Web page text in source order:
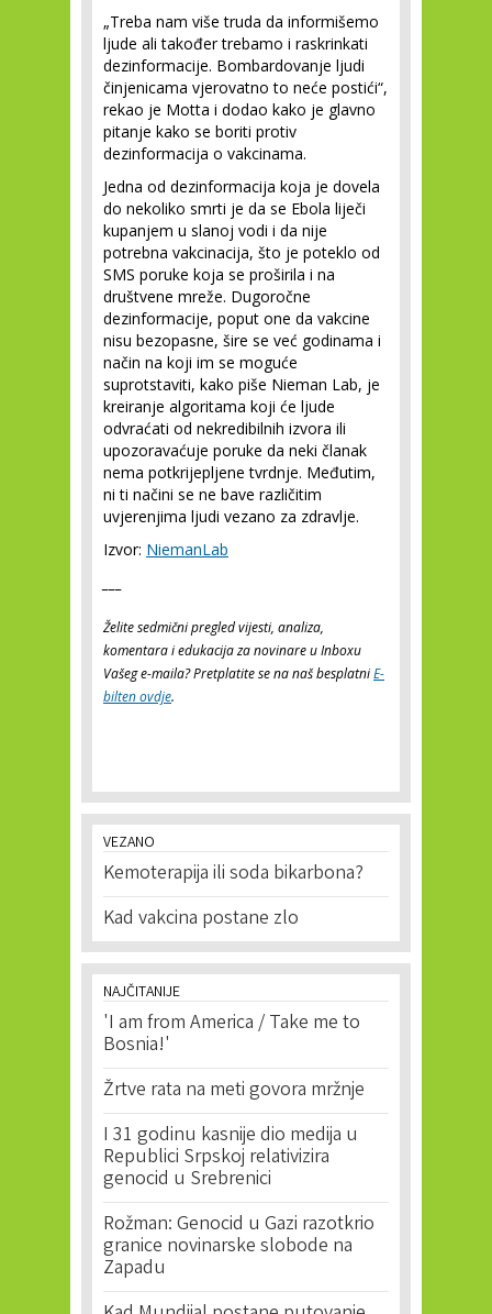
„Treba nam više truda da informišemo
ljude ali također trebamo i raskrinkati
dezinformacije. Bombardovanje ljudi
činjenicama vjerovatno to neće postići“,
rekao je Motta i dodao kako je glavno
pitanje kako se boriti protiv
dezinformacija o vakcinama.
Jedna od dezinformacija koja je dovela
do nekoliko smrti je da se Ebola liječi
kupanjem u slanoj vodi i da nije
potrebna vakcinacija, što je poteklo od
SMS poruke koja se proširila i na
društvene mreže. Dugoročne
dezinformacije, poput one da vakcine
nisu bezopasne, šire se već godinama i
način na koji im se moguće
suprotstaviti, kako piše Nieman Lab, je
kreiranje algoritama koji će ljude
odvraćati od nekredibilnih izvora ili
upozoravaćuje poruke da neki članak
nema potkrijepljene tvrdnje. Međutim,
ni ti načini se ne bave različitim
uvjerenjima ljudi vezano za zdravlje.
Izvor: NiemanLab
Želite sedmični pregled vijesti, analiza,
komentara i edukacija za novinare u Inboxu
Vašeg e-maila? Pretplatite se na naš besplatniE-
bilten ovdje.
VEZANO
Kemoterapija ili soda bikarbona?
Kad vakcina postane zlo
NAJČITANIJE
'I am from America / Take me to
Bosnia!'
Žrtve rata na meti govora mržnje
I 31 godinu kasnije dio medija u
Republici Srpskoj relativizira
genocid u Srebrenici
Rožman: Genocid u Gazi razotkrio
granice novinarske slobode na
Zapadu